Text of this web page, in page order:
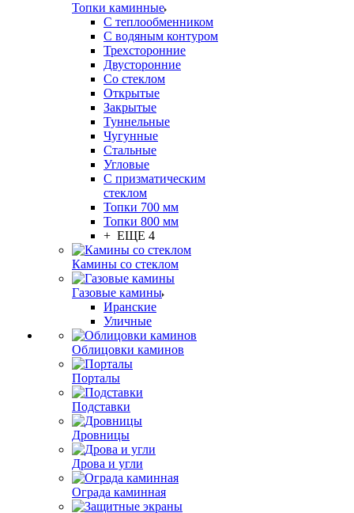
Топки каминные
С теплообменником
С водяным контуром
Трехсторонние
Двусторонние
Со стеклом
Открытые
Закрытые
Туннельные
Чугунные
Стальные
Угловые
С призматическим
стеклом
Топки 700 мм
Топки 800 мм
+ ЕЩЕ 4
Камины со стеклом
Газовые камины
Иранские
Уличные
Облицовки каминов
Порталы
Подставки
Дровницы
Дрова и угли
Ограда каминная